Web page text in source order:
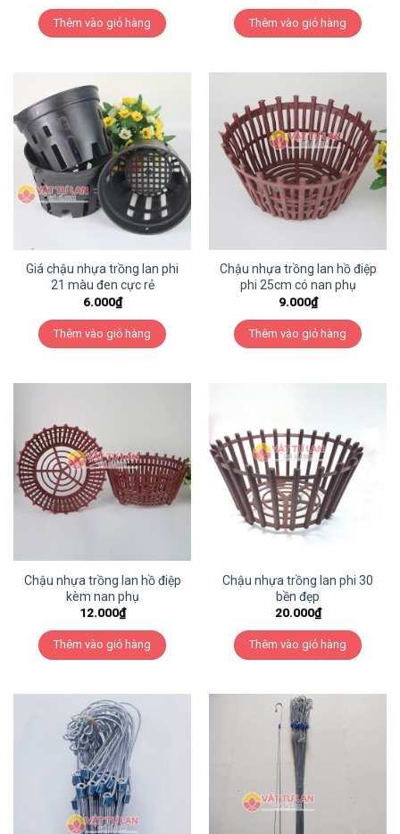
Thêm vào giỏ hàng Thêm vào giỏ hàng
Giá chậu nhựa trồng lan phi
21 màu đen cực rẻ
6.000₫
Thêm vào giỏ hàng
Chậu nhựa trồng lan hồ điệp
phi 25cm có nan phụ
9.000₫
Thêm vào giỏ hàng
Chậu nhựa trồng lan hồ điệp
kèm nan phụ
12.000₫
Thêm vào giỏ hàng
Chậu nhựa trồng lan phi 30
bền đẹp
20.000₫
Thêm vào giỏ hàng